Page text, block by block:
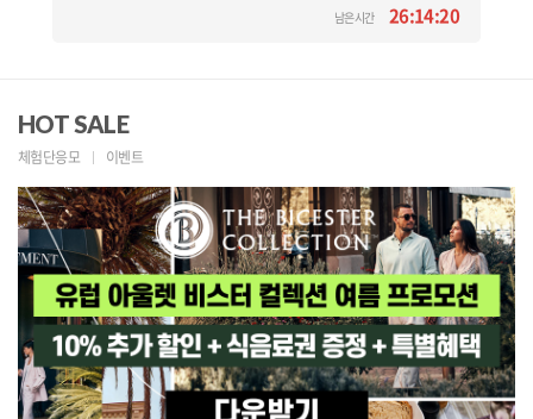
남은시간 26:14:20
HOT SALE
체험단응모 이벤트